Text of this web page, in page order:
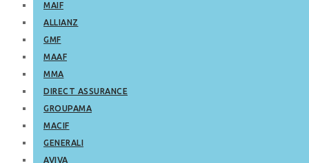
MAIF
ALLIANZ
GMF
MAAF
MMA
DIRECT ASSURANCE
GROUPAMA
MACIF
GENERALI
AVIVA